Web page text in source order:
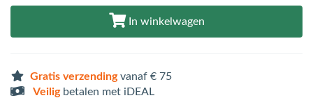
In winkelwagen
Gratis verzendingvanaf € 75
Veiligbetalen met iDEAL